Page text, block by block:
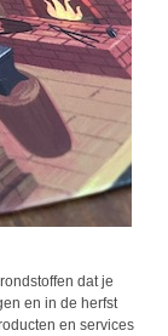
dat je
en in de herfst
en services